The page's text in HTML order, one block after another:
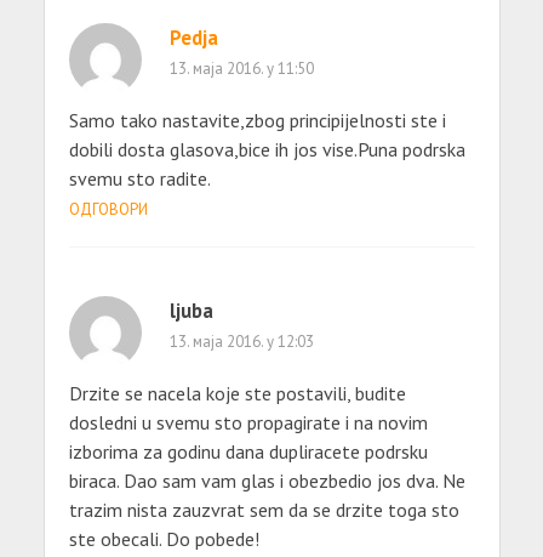
Pedja
13. маја 2016. у 11:50
Samo tako nastavite,zbog principijelnosti ste i
dobili dosta glasova,bice ih jos vise.Puna podrska
svemu sto radite.
ОДГОВОРИ
ljuba
13. маја 2016. у 12:03
Drzite se nacela koje ste postavili, budite
dosledni u svemu sto propagirate i na novim
izborima za godinu dana dupliracete podrsku
biraca. Dao sam vam glas i obezbedio jos dva. Ne
trazim nista zauzvrat sem da se drzite toga sto
ste obecali. Do pobede!